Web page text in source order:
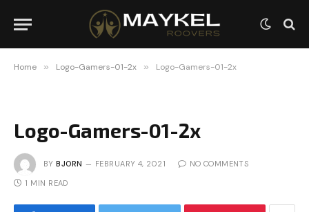
Home » Logo-Gamers-01-2x » Logo-Gamers-01-2x
Logo-Gamers-01-2x
BY BJORN FEBRUARY 4, 2021 NO COMMENTS
1 MIN READ